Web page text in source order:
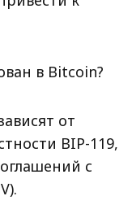
в Bitcoin?
от
BIP-119,
с